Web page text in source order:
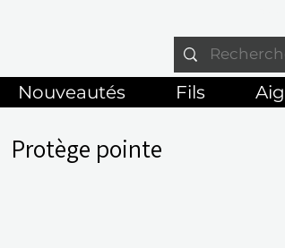
Nouveautés Fils
Protège pointe